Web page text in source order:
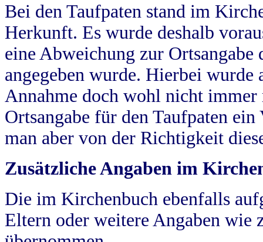
Bei den Taufpaten stand im
Herkunft. Es wurde deshalb
eine Abweichung zur
angegeben wurde. Hierbei wurde
Annahme doch wohl nicht
Ortsangabe für den Taufpaten
man aber von der Richtigkeit
Zusätzliche Angaben im
Die im Kirchenbuch ebenfalls
Eltern oder weitere Angaben wie